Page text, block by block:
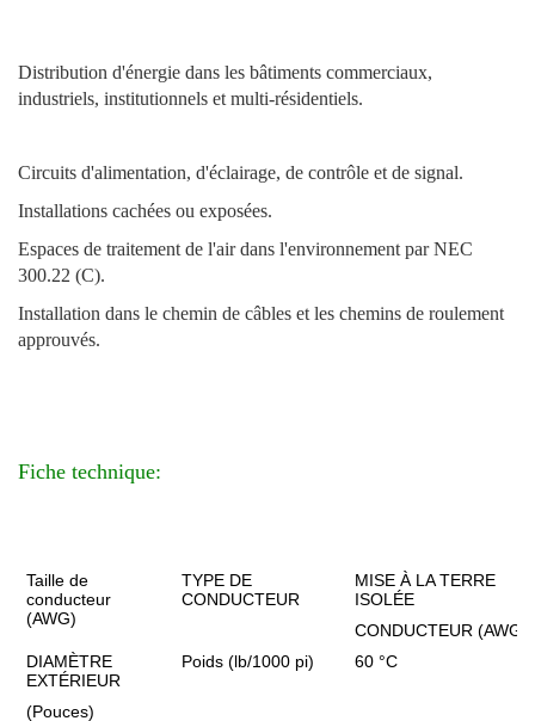
Distribution d'énergie dans les bâtiments commerciaux,
industriels, institutionnels et multi-résidentiels.
Circuits d'alimentation, d'éclairage, de contrôle et de signal.
Installations cachées ou exposées.
Espaces de traitement de l'air dans l'environnement par NEC
300.22 (C).
Installation dans le chemin de câbles et les chemins de roulement
approuvés.
Fiche technique:
Taille de
conducteur
(AWG)
TYPE DE
CONDUCTEUR
MISE À LA TERRE
ISOLÉE
CONDUCTEUR (AWG)
DIAMÈTRE
EXTÉRIEUR
(Pouces)
Poids (lb/1000 pi) 60 °C